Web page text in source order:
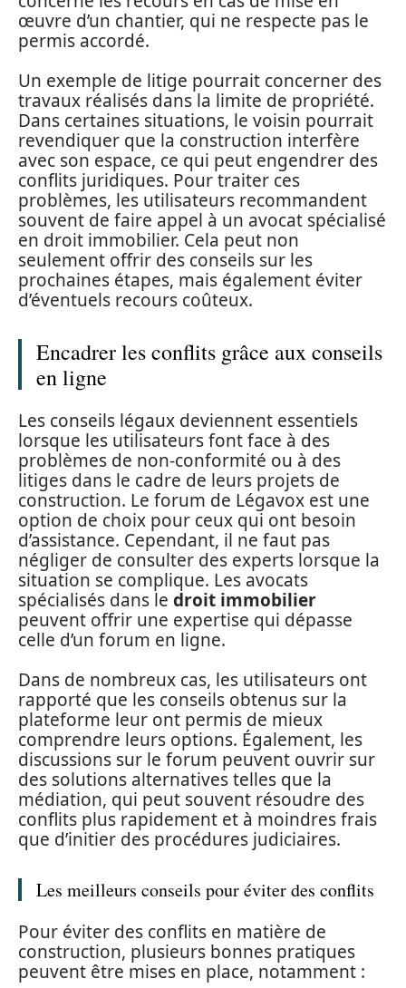
œuvre d’un chantier, qui ne respecte pas le
permis accordé.
Un exemple de litige pourrait concerner des
travaux réalisés dans la limite de propriété.
Dans certaines situations, le voisin pourrait
revendiquer que la construction interfère
avec son espace, ce qui peut engendrer des
conflits juridiques. Pour traiter ces
problèmes, les utilisateurs recommandent
souvent de faire appel à un avocat spécialisé
en droit immobilier. Cela peut non
seulement offrir des conseils sur les
prochaines étapes, mais également éviter
d’éventuels recours coûteux.
Encadrer les conflits grâce aux conseils
en ligne
Les conseils légaux deviennent essentiels
lorsque les utilisateurs font face à des
problèmes de non-conformité ou à des
litiges dans le cadre de leurs projets de
construction. Le forum de Légavox est une
option de choix pour ceux qui ont besoin
d’assistance. Cependant, il ne faut pas
négliger de consulter des experts lorsque la
situation se complique. Les avocats
spécialisés dans le droit immobilier
peuvent offrir une expertise qui dépasse
celle d’un forum en ligne.
Dans de nombreux cas, les utilisateurs ont
rapporté que les conseils obtenus sur la
plateforme leur ont permis de mieux
comprendre leurs options. Également, les
discussions sur le forum peuvent ouvrir sur
des solutions alternatives telles que la
médiation, qui peut souvent résoudre des
conflits plus rapidement et à moindres frais
que d’initier des procédures judiciaires.
Les meilleurs conseils pour éviter des conflits
Pour éviter des conflits en matière de
construction, plusieurs bonnes pratiques
peuvent être mises en place, notamment :